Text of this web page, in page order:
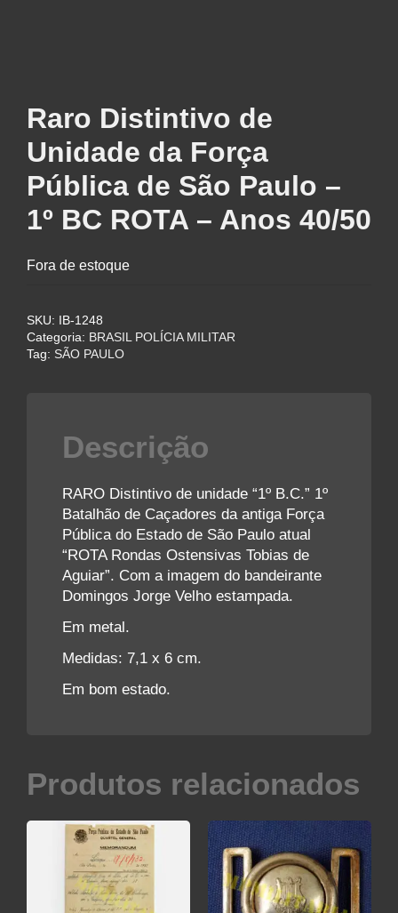
Raro Distintivo de
Unidade da Força
Pública de São Paulo –
1º BC ROTA – Anos 40/50
Fora de estoque
SKU:
IB-1248
Categoria: BRASIL POLÍCIA MILITAR
Tag: SÃO PAULO
Descrição
RARO Distintivo de unidade “1º B.C.” 1º
Batalhão de Caçadores da antiga Força
Pública do Estado de São Paulo atual
“ROTA Rondas Ostensivas Tobias de
Aguiar”. Com a imagem do bandeirante
Domingos Jorge Velho estampada.
Em metal.
Medidas: 7,1 x 6 cm.
Em bom estado.
Produtos relacionados